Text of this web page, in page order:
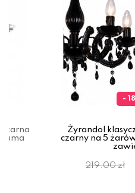
-
Żyrandol
czarny na 5
219.00 zł